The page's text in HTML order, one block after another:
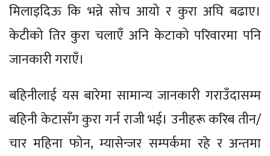
मिलाइदिऊ कि भन्ने सोच आयो र कुरा अघि बढाए।
केटीको तिर कुरा चलाएँ अनि केटाको परिवारमा पनि
जानकारी गराएँ।
बहिनीलाई यस बारेमा सामान्य जानकारी गराउँदासम्म
बहिनी केटासँग कुरा गर्न राजी भई। उनीहरू करिब तीन/
चार महिना फोन, म्यासेन्जर सम्पर्कमा रहे र अन्तमा